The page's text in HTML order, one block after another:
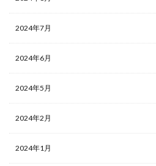
2024年7月
2024年6月
2024年5月
2024年2月
2024年1月